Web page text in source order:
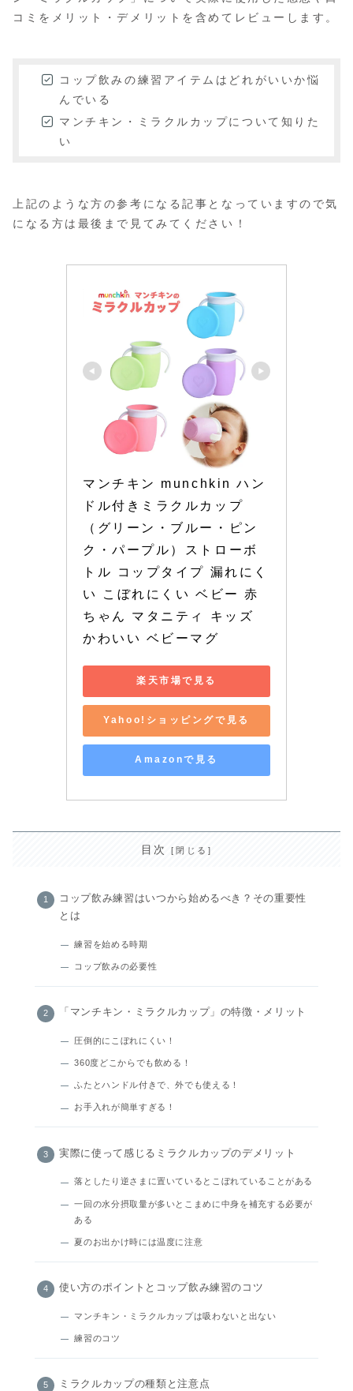
コミをメリット・デメリットを含めてレビューします。
コップ飲みの練習アイテムはどれがいいか悩
んでいる
マンチキン・ミラクルカップについて知りた
い
上記のような方の参考になる記事となっていますので気
になる方は最後まで見てみてください！
マンチキン munchkin ハン
ドル付きミラクルカップ
（グリーン・ブルー・ピン
ク・パープル）ストローボ
トル コップタイプ 漏れにく
い こぼれにくい ベビー 赤
ちゃん マタニティ キッズ
かわいい ベビーマグ
楽天市場で見る
Yahoo!ショッピングで見る
Amazonで見る
目次
コップ飲み練習はいつから始めるべき？その重要性
とは
練習を始める時期
コップ飲みの必要性
「マンチキン・ミラクルカップ」の特徴・メリット
圧倒的にこぼれにくい！
360度どこからでも飲める！
ふたとハンドル付きで、外でも使える！
お手入れが簡単すぎる！
実際に使って感じるミラクルカップのデメリット
落としたり逆さまに置いているとこぼれていることがある
一回の水分摂取量が多いとこまめに中身を補充する必要が
ある
夏のお出かけ時には温度に注意
使い方のポイントとコップ飲み練習のコツ
マンチキン・ミラクルカップは吸わないと出ない
練習のコツ
ミラクルカップの種類と注意点